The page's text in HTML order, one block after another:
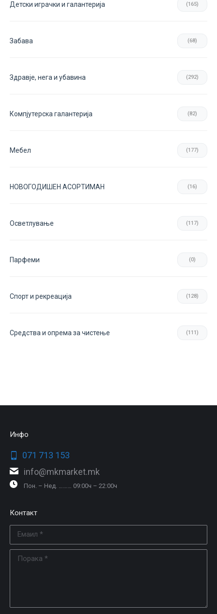
Детски играчки и галантерија (165)
Забава (68)
Здравје, нега и убавина (292)
Компјутерска галантерија (82)
Мебел (177)
НОВОГОДИШЕН АСОРТИМАН (16)
Осветлување (117)
Парфеми (0)
Спорт и рекреација (128)
Средства и опрема за чистење (111)
Инфо
071 713 153
info@mkmarket.mk
Пон. – Нед. ……… 09:00ч – 22:00ч
Контакт